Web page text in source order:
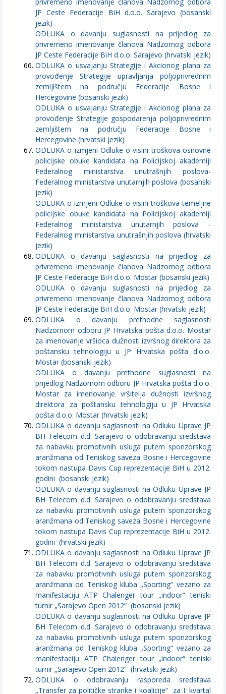
JP Ceste Federacije BiH d.o.o. Sarajevo (bosanski
jezik)
ODLUKA o davanju suglasnosti na prijedlog za
privremeno imenovanje članova Nadzornog odbora
JP Ceste Federacije BiH d.o.o. Sarajevo (hrvatski jezik)
ODLUKA o usvajanju Strategije i Akcionog plana za
provođenje Strategije upravljanja poljoprivrednim
zemljištem na području Federacije Bosne i
Hercegovine (bosanski jezik)
ODLUKA o usvajanju Strategije i Akcionog plana za
provođenje Strategije gospodarenja poljoprivrednim
zemljištem na području Federacije Bosne i
Hercegovine (hrvatski jezik)
ODLUKA o izmjeni Odluke o visini troškova osnovne
policijske obuke kandidata na Policijskoj akademiji
Federalnog ministarstva unutrašnjih poslova-
Federalnog ministarstva unutarnjih poslova (bosanski
jezik)
ODLUKA o izmjeni Odluke o visini troškova temeljne
policijske obuke kandidata na Policijskoj akademiji
Federalnog ministarstva unutarnjih poslova -
Federalnog ministarstva unutrašnjih poslova (hrvatski
jezik)
ODLUKA o davanju saglasnosti na prijedlog za
privremeno imenovanje članova Nadzornog odbora
JP Ceste Federacije BiH d.o.o. Mostar (bosanski jezik)
ODLUKA o davanju suglasnosti na prijedlog za
privremeno imenovanje članova Nadzornog odbora
JP Ceste Federacije BiH d.o.o. Mostar (hrvatski jezik)
ODLUKA o davanju prethodne saglasnosti
Nadzornom odboru JP Hrvatska pošta d.o.o. Mostar
za imenovanje vršioca dužnosti izvršnog direktora za
poštansku tehnologiju u JP Hrvatska pošta d.o.o.
Mostar (bosanski jezik)
ODLUKA o davanju prethodne suglasnosti na
prijedlog Nadzornom odboru JP Hrvatska pošta d.o.o.
Mostar za imenovanje vršitelja dužnosti izvršnog
direktora za poštansku tehnologiju u JP Hrvatska
pošta d.o.o. Mostar (hrvatski jezik)
ODLUKA o davanju saglasnosti na Odluku Uprave JP
BH Telecom d.d. Sarajevo o odobravanju sredstava
za nabavku promotivnih usluga putem sponzorskog
aranžmana od Teniskog saveza Bosne i Hercegovine
tokom nastupa Davis Cup reprezentacije BiH u 2012.
godini (bosanski jezik)
ODLUKA o davanju suglasnosti na Odluku Uprave JP
BH Telecom d.d. Sarajevo o odobravanju sredstava
za nabavku promotivnih usluga putem sponzorskog
aranžmana od Teniskog saveza Bosne i Hercegovine
tokom nastupa Davis Cup reprezentacije BiH u 2012.
godini (hrvatski jezik)
ODLUKA o davanju saglasnosti na Odluku Uprave JP
BH Telecom d.d. Sarajevo o odobravanju sredstava
za nabavku promotivnih usluga putem sponzorskog
aranžmana od Teniskog kluba „Sporting“ vezano za
manifestaciju ATP Chalenger tour „indoor“ teniski
turnir „Sarajevo Open 2012“ (bosanski jezik)
ODLUKA o davanju suglasnosti na Odluku Uprave JP
BH Telecom d.d. Sarajevo o odobravanju sredstava
za nabavku promotivnih usluga putem sponzorskog
aranžmana od Teniskog kluba „Sporting“ vezano za
manifestaciju ATP Chalenger tour „indoor“ teniski
turnir „Sarajevo Open 2012“ (hrvatski jezik)
ODLUKA o odobravanju rasporeda sredstava
„Transfer za političke stranke i koalicije“ za I. kvartal